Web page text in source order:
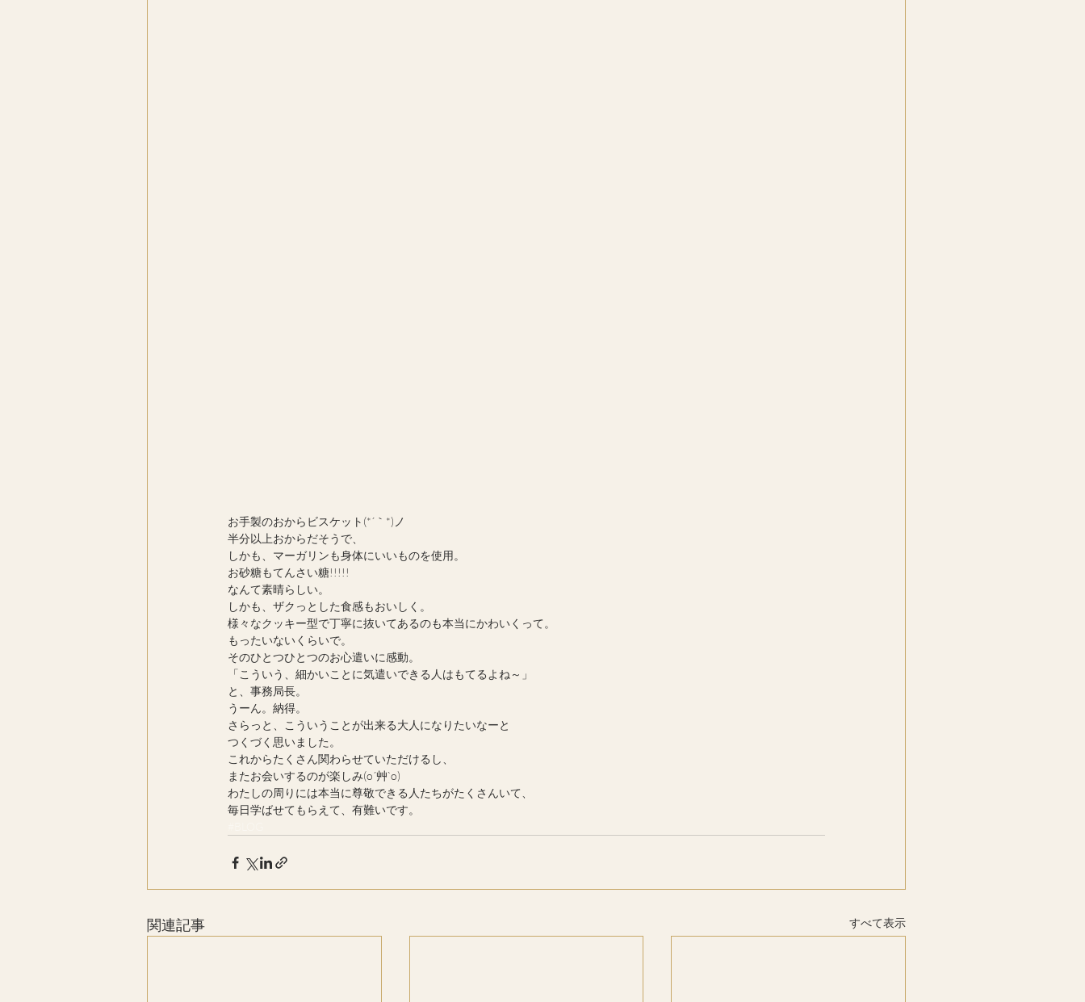
お手製のおからビスケット(*´｀*)ノ
半分以上おからだそうで、
しかも、マーガリンも身体にいいものを使用。
お砂糖もてんさい糖!!!!!
なんて素晴らしい。
しかも、ザクっとした食感もおいしく。
様々なクッキー型で丁寧に抜いてあるのも本当にかわいくって。
もったいないくらいで。
そのひとつひとつのお心遣いに感動。
「こういう、細かいことに気遣いできる人はもてるよね～」
と、事務局長。
うーん。納得。
さらっと、こういうことが出来る大人になりたいなーと
つくづく思いました。
これからたくさん関わらせていただけるし、
またお会いするのが楽しみ(o´艸`o)
わたしの周りには本当に尊敬できる人たちがたくさんいて、
毎日学ばせてもらえて、有難いです。
関連記事 すべて表示